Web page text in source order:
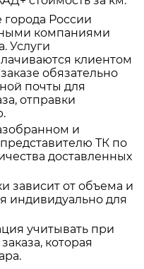
города России
компаниями
Услуги
клиентом
обязательно
почты для
отправки
и
ТК по
доставленных
зависит от объема и
индивидуально для
учитывать при
которая